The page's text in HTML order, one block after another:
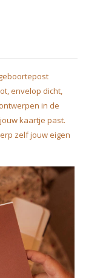
envelop dicht,
in de
kaartje past.
zelf jouw eigen